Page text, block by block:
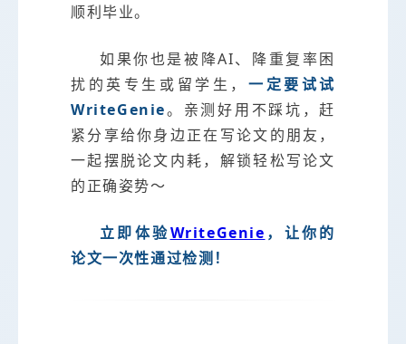
顺利毕业。
如果你也是被降AI、降重复率困
扰的英专生或留学生， 一定要试试
WriteGenie。亲测好用不踩坑，赶
紧分享给你身边正在写论文的朋友，
一起摆脱论文内耗，解锁轻松写论文
的正确姿势～
立即体验WriteGenie ，让你的
论文一次性通过检测！